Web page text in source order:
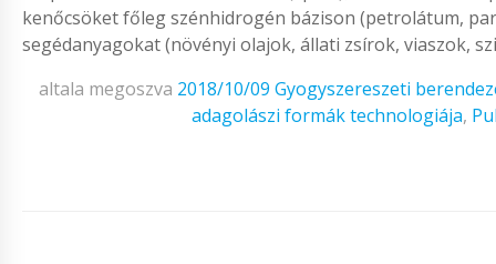
kenőcsöket főleg szénhidrogén bázison (petrolátum,
segédanyagokat (növényi olajok, állati zsírok, viaszok,
altala megoszva 2018/10/09 Gyogyszereszeti
adagolászi formák technologiája,